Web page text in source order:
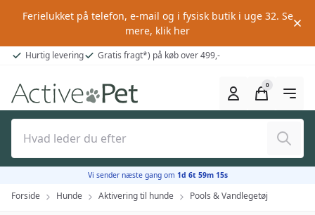
Ferielukket på telefon, e-mail og i fysisk butik i uge 32. Se
mere, klik her
Hurtig levering Gratis fragt*) på køb over 499,-
Søg
0
Forside Hunde Aktivering til hunde Pools & Vandlegetøj
Vi sender næste gang om 1d 6t 59m 14s